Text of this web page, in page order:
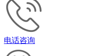
电话咨询